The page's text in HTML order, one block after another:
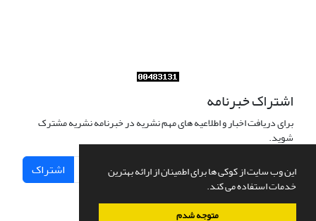
این وب سایت از کوکی ها برای اطمینان از ارائه بهترین
خدمات استفاده می کند.
متوجه شدم
اشتراک خبرنامه
برای دریافت اخبار و اطلاعیه های مهم نشریه در خبرنامه نشریه مشترک
شوید.
اشتراک